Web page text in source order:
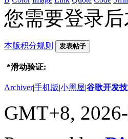
您需要登录
本版积分规则 发表帖子
*滑动验证:
Archiver|手机版|小黑屋|谷歌开发
GMT+8,